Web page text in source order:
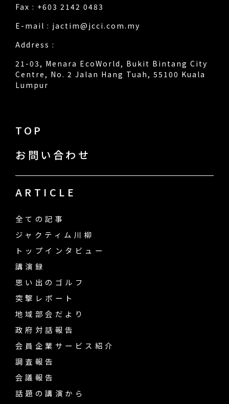
Fax : +603 2142 0483
E-mail : jactim@jcci.com.my
Address :
21-03, Menara EcoWorld, Bukit Bintang City
Centre, No. 2 Jalan Hang Tuah, 55100 Kuala
Lumpur
TOP
お問い合わせ
ARTICLE
全ての記事
ジャクティム川柳
トップインタビュー
講演録
思い出のゴルフ
突撃レポート
地域部会だより
政府対話報告
会員企業サービス紹介
調査報告
会議報告
話題の講演から